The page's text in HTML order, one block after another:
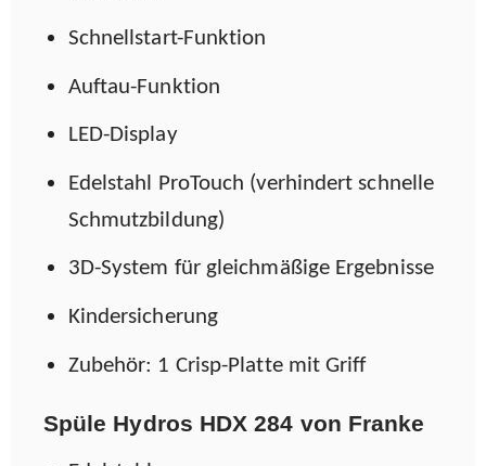
Schnellstart-Funktion
Auftau-Funktion
LED-Display
Edelstahl ProTouch (verhindert schnelle
Schmutzbildung)
3D-System für gleichmäßige Ergebnisse
Kindersicherung
Zubehör: 1 Crisp-Platte mit Griff
Spüle Hydros HDX 284 von Franke